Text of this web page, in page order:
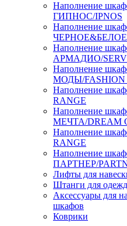
Наполнение
ГИПНОС/IPNOS
Наполнение
Наполнение
АРМАДИО/
Наполнение
МОДЫ/FASHION
Наполнение
RANGE
Наполнение
МЕЧТА/DREAM
Наполнение
RANGE
Наполнение
ПАРТНЕР/
Лифты для
Штанги для
Аксессуары для
шкафов
Коврики